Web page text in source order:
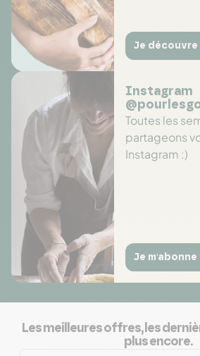
Je découvre
Instagram
Toutes les
partageons
Instagram :)
Je m'abonne
Les meilleures offres, les
plus encore.